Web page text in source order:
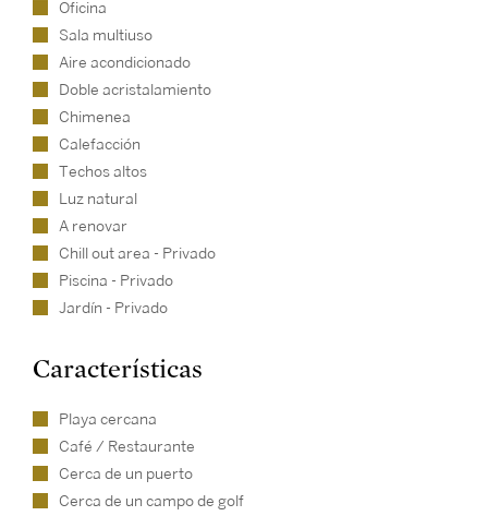
Oficina
Sala multiuso
Aire acondicionado
Doble acristalamiento
Chimenea
Calefacción
Techos altos
Luz natural
A renovar
Chill out area - Privado
Piscina - Privado
Jardín - Privado
Características
Playa cercana
Café / Restaurante
Cerca de un puerto
Cerca de un campo de golf